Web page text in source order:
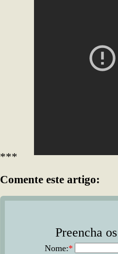
***
Comente este artigo:
Preencha
Nome:*